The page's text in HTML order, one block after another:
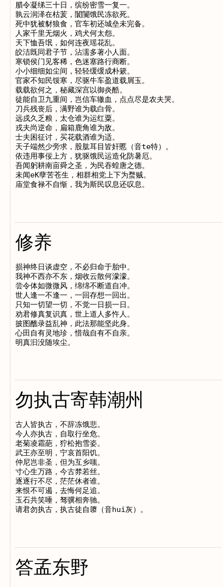
腊令凝绨三十日，缤纷密雪一复一。
孰云润泽在枯荄，闤闠饿民冻欲死。
死中犹被豺狼食，官车初还城垒未完备。
人家千里无烟火，鸡犬何太怨。
天下恤吾氓，如何连夜瑶花乱。
皎洁既同君子节，沾濡多著小人面。
寒锁侯门见客稀，色迷塞路行商断。
小小细细如尘间，轻轻缓缓成朴簌。
官家不知民馁寒，尽驱牛车盈道载屑玉。
载载欲何之，秘藏深宫以御炎酷。
徒能自卫九重间，岂信车辙血，点点尽是农夫哭。
刀兵残丧后，满野谁为载白骨。
远戍久乏粮，太仓谁为运红粟。
戎夫尚逆命，扁箱鹿角谁为敌。
士夫困征讨，买花载酒谁为适。
天子端然少旁求，股肱耳目皆奸慝（音te特）。
依违用事佞上方，犹驱饿民运造化防暑厄。
吾闻躬耕南亩舜之圣，为民吞蝗唐之德。
未闻eK孽苦苍生，相群相党上下为蝥贼。
修养
损神终日谈虚空，不必归命于胎中。
我神不西亦不东，烟收云散何濛濛。
尝令体如微微风，绵绵不断道自冲。
世人逢一不逢一，一回存想一回出。
只知一切望一切，不觉一日损一日。
劝君修真复识真，世上道人多忤人。
披图醮录益乱神，此法那能坚此身。
心田自有灵地珍，惜哉自有不自亲。
勿执古寄韩潮州
古人皆执古，不辞冻饿悲。
今人亦执古，自取行坐危。
老菊凌霜葩，狞松抱雪姿。
武王亦至明，宁哀首阳饥。
仲尼岂非圣，但为互乡嗤。
寸心生万路，今古棼若丝。
逐逐行不尽，茫茫休者谁。
来恨不可遏，去悔何足追。
玉石共笑唾，驽骥相奔驰。
答孟东野